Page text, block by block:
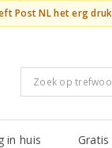
Post NL het erg
in huis